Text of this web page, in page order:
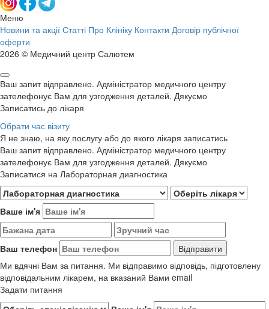
Меню
Новини та акції Статті Про Клініку Контакти Договір публічної
оферти
2026 © Медичний центр Салютем
Ваш запит відправлено. Адміністратор медичного центру
зателефонує Вам для узгодження деталей. Дякуємо
Записатись до лікаря
Обрати час візиту
Я не знаю, на яку послугу або до якого лікаря записатись
Ваш запит відправлено. Адміністратор медичного центру
зателефонує Вам для узгодження деталей. Дякуємо
Записатися на Лабораторная диагностика
Ваше ім'я
Ваш телефон
Ми вдячні Вам за питання. Ми відправимо відповідь, підготовлену
відповідальним лікарем, на вказаний Вами email
Задати питання